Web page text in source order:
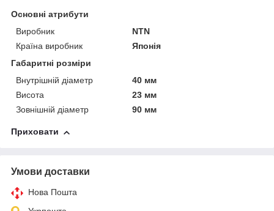
Основні атрибути
Виробник
NTN
Країна виробник
Японія
Габаритні розміри
Внутрішній діаметр
40 мм
Висота
23 мм
Зовнішній діаметр
90 мм
Приховати
Умови доставки
Нова Пошта